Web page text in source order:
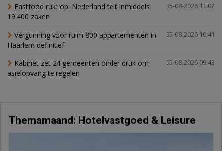
05-08-2026 11:02
Fastfood rukt op: Nederland telt inmiddels
19.400 zaken
05-08-2026 10:41
Vergunning voor ruim 800 appartementen in
Haarlem definitief
05-08-2026 09:43
Kabinet zet 24 gemeenten onder druk om
asielopvang te regelen
Themamaand: Hotelvastgoed & Leisure